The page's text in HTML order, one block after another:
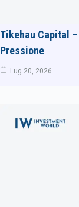
Tikehau Capital
Pressione
Lug 20, 2026